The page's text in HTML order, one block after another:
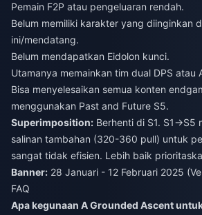
Pemain F2P atau pengeluaran rendah.
Belum memiliki karakter yang diinginkan
ini/mendatang.
Belum mendapatkan Eidolon kunci.
Utamanya memainkan tim dual DPS atau
Bisa menyelesaikan semua konten
menggunakan Past and Future S5.
Superimposition: Berhenti di S1. S1→S5
salinan tambahan (320-360 pull) untuk
sangat tidak efisien. Lebih baik
Banner: 28 Januari - 12 Februari 2025
FAQ
Apa kegunaan A Grounded Ascent